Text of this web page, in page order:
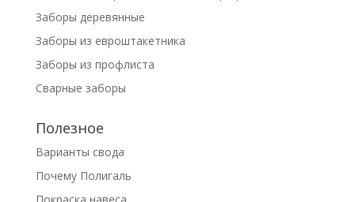
Заборы деревянные
Заборы из евроштакетника
Заборы из профлиста
Сварные заборы
Полезное
Варианты свода
Почему Полигаль